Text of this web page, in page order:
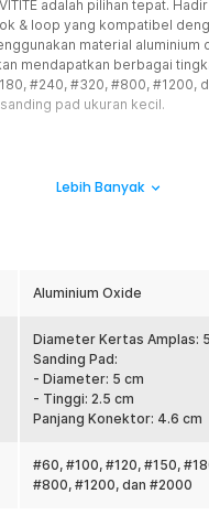
adalah pilihan tepat.
& loop yang kompatibel
material aluminium
mendapatkan berbagai
#240, #320, #800, #1200,
pad ukuran kecil.
Orbital Sander
ditemukan di pasaran.
aluminium oxide yang
tidak mudah pecah,
dalam waktu lama. Material ini
pengamplasan yang konsisten
tidak mudah lepas
kertas amplas mudah
Lebih Banyak
Aluminium Oxide
Diameter Kertas Amplas:
Sanding Pad:
- Diameter: 5 cm
- Tinggi: 2.5 cm
Panjang Konektor: 4.6 cm
#60, #100, #120, #150,
#800, #1200, dan #2000